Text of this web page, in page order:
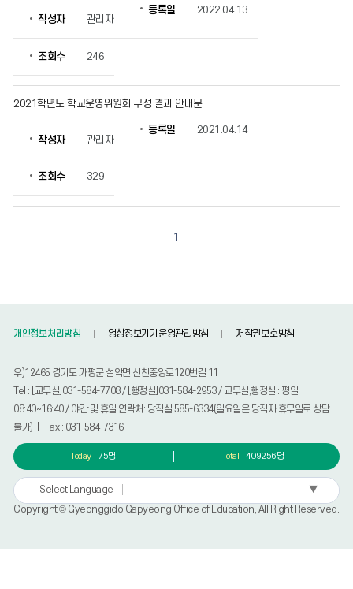
작성자 관리자
등록일 2022.04.13
조회수 246
2021학년도 학교운영위원회 구성 결과 안내문
작성자 관리자
등록일 2021.04.14
조회수 329
1
개인정보처리방침 영상정보기기운영관리방침 저작권보호방침
우)12465 경기도 가평군 설악면 신천중앙로120번길 11
Tel : [교무실]031-584-7708 / [행정실]031-584-2953 / 교무실,행정실 : 평일
08:40~16:40 / 야간 및 휴일 연락처: 당직실 585-6334(일요일은 당직자 휴무일로 상담
불가) | Fax : 031-584-7316
Today 75명 Total 409256명
Select Language
▼
Copyright © Gyeonggido Gapyeong Office of Education, All Right Reserved.